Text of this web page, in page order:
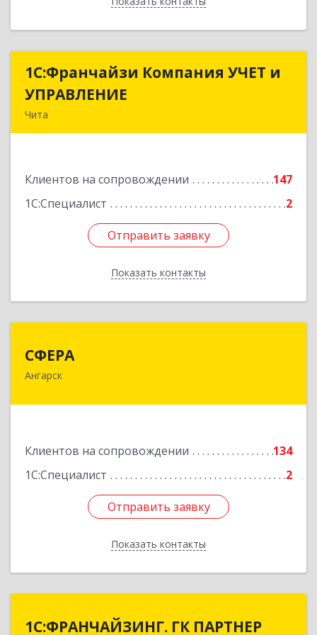
1С:Франчайзи Компания УЧЕТ и
УПРАВЛЕНИЕ
Чита
Клиентов на сопровождении
147
1С:Специалист
2
Отправить заявку
Показать контакты
1С:Франчайзи Компания УЧЕТ и
Подробнее
Отправить заявку
Назад
СФЕРА
Ангарск
Клиентов на сопровождении
134
1С:Специалист
2
Отправить заявку
Показать контакты
665816, Иркутская обл, Ангарск г, 177-й кв-л,
Отправить заявку
Назад
1С:ФРАНЧАЙЗИНГ. ГК ПАРТНЕР
1С:ФРАНЧАЙЗИНГ. ГК ПАРТНЕР